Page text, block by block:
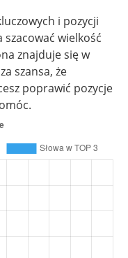
i pozycji
wielkość
znajduje się w
szansa, że
poprawić pozycje